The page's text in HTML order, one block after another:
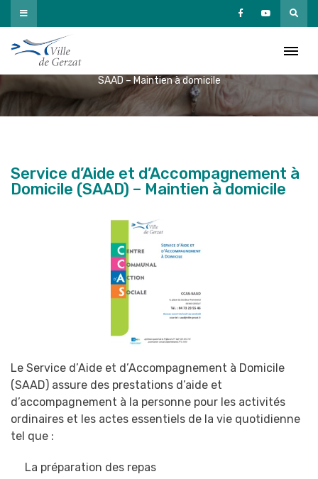
Passer
au
contenuSAAD – Maintien à domicile
Accueil»Vivre à Gerzat
SAAD – Maintien à domicile
Service d’Aide et d’Accompagnement à
Domicile (SAAD) – Maintien à domicile
Le Service d’Aide et d’Accompagnement à Domicile
(SAAD) assure des prestations d’aide et
d’accompagnement à la personne pour les activités
ordinaires et les actes essentiels de la vie quotidienne
tel que :
La préparation des repas